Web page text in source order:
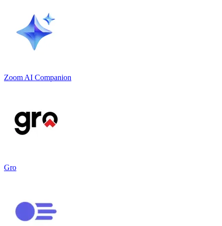
Zoom AI Companion
Gro